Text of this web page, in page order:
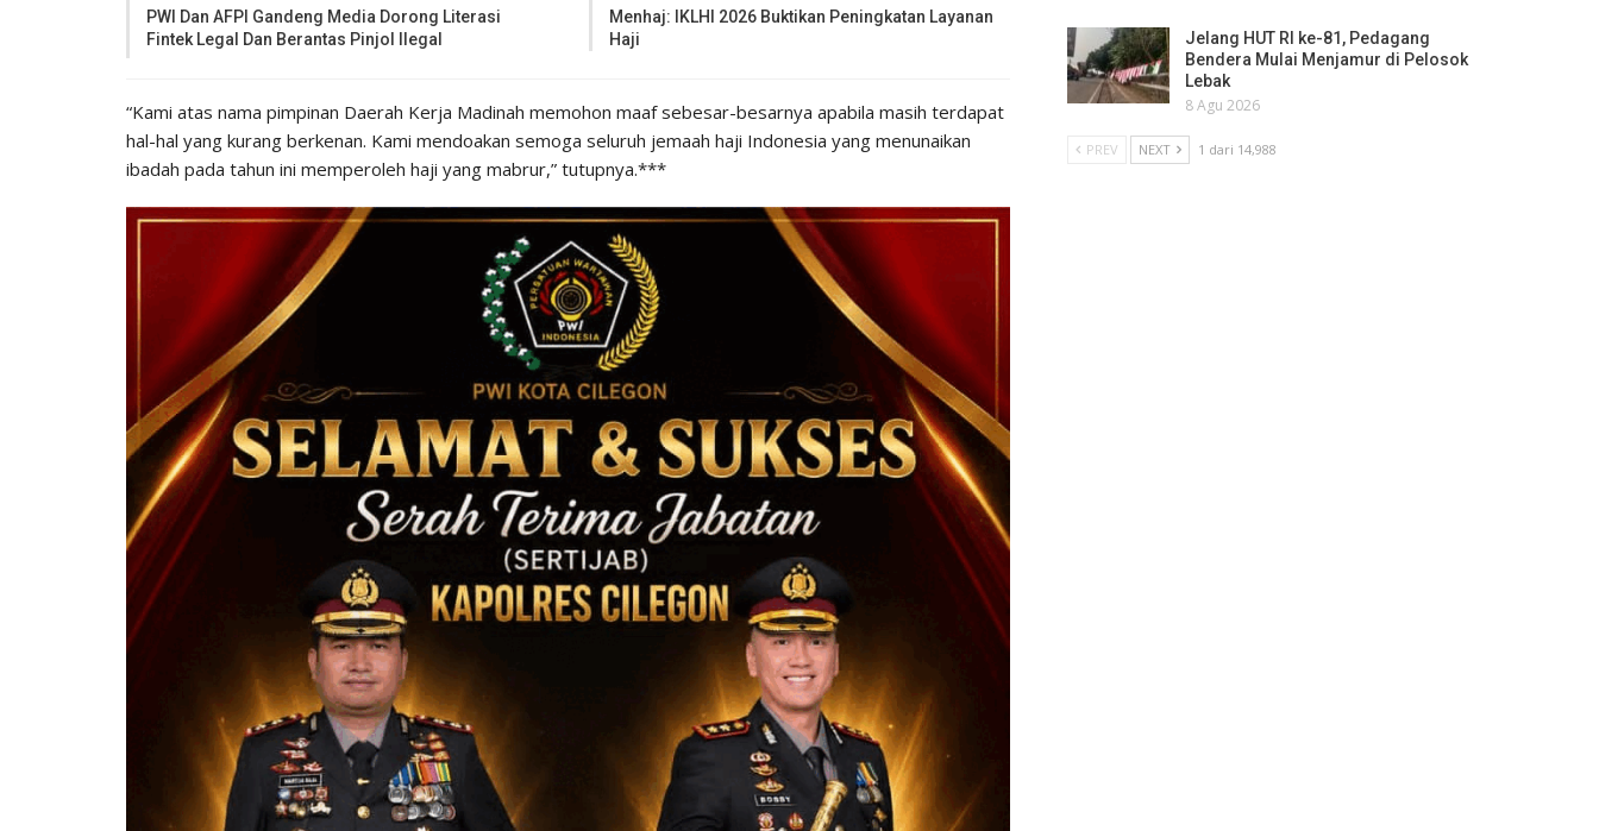
PWI Dan AFPI Gandeng Media Dorong Literasi
Fintek Legal Dan Berantas Pinjol Ilegal
Menhaj: IKLHI 2026 Buktikan Peningkatan Layanan
Haji
“Kami atas nama pimpinan Daerah Kerja Madinah memohon maaf sebesar-besarnya apabila masih terdapat
hal-hal yang kurang berkenan. Kami mendoakan semoga seluruh jemaah haji Indonesia yang menunaikan
ibadah pada tahun ini memperoleh haji yang mabrur,” tutupnya.***
Jelang HUT RI ke-81, Pedagang
Bendera Mulai Menjamur di Pelosok
Lebak
8 Agu 2026
PREV NEXT 1 dari 14,988